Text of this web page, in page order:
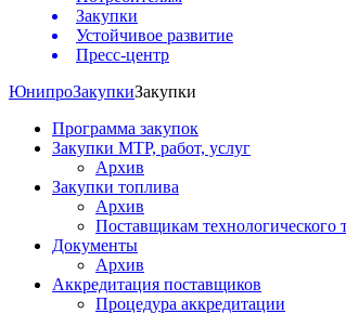
Закупки
Устойчивое развитие
Пресс-центр
ЮнипроЗакупкиЗакупки
Программа закупок
Закупки МТР, работ, услуг
Архив
Закупки топлива
Архив
Поставщикам технологического
Документы
Архив
Аккредитация поставщиков
Процедура аккредитации